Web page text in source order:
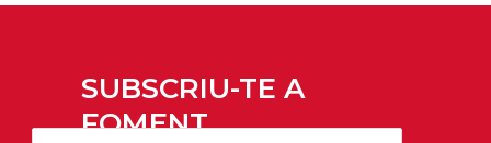
SUBSCRIU-TE A
FOMENT